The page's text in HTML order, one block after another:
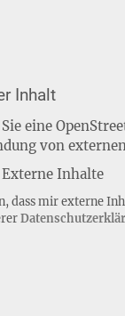
Inhalt
eine
von
Externe Inhalte
dass mir externe